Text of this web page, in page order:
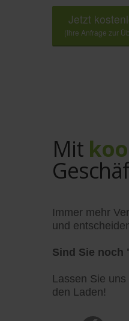
Jetzt
(Ihre Anfrage zur
Mit
Immer mehr
und
Sind Sie noch
Lassen Sie
den Laden!